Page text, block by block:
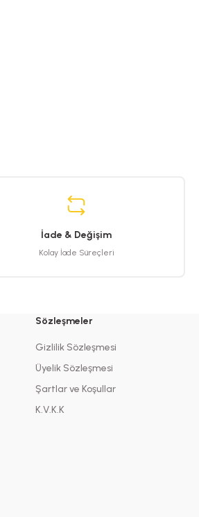
İade & Değişim
Kolay İade Süreçleri
Sözleşmeler
Gizlilik Sözleşmesi
Üyelik Sözleşmesi
Şartlar ve Koşullar
K.V.K.K